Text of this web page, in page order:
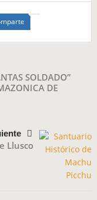
SOLDADO”
DE
Llusco